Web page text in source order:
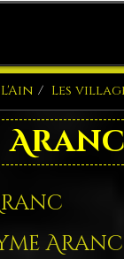
L'Ain Les
Aranc